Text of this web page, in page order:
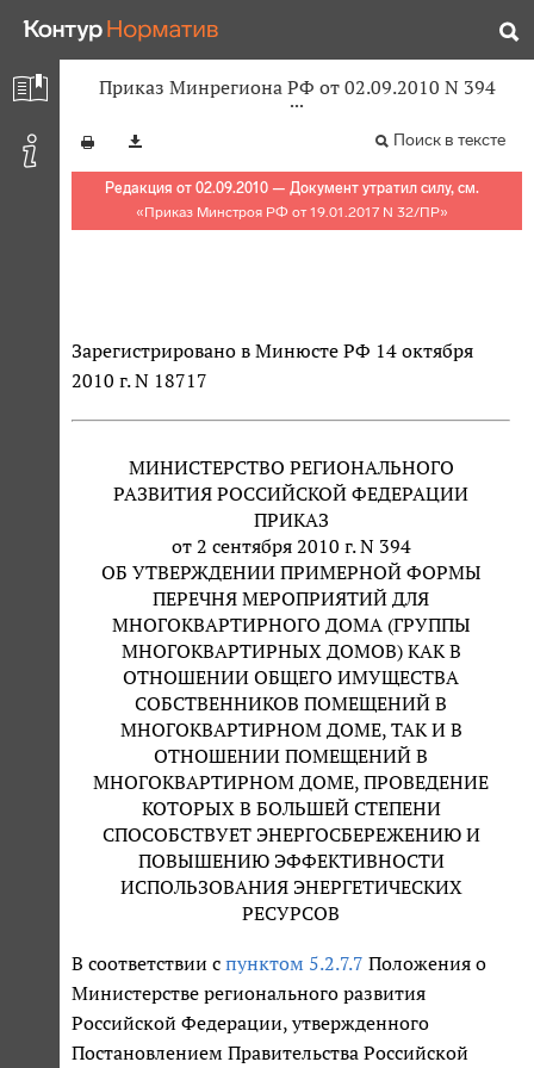
Приказ Минрегиона РФ от 02.09.2010 N 394
Поиск в тексте
Редакция от 02.09.2010 — Документ утратил силу, см.
«Приказ Минстроя РФ от 19.01.2017 N 32/ПР»
Зарегистрировано в Минюсте РФ 14 октября
2010 г. N 18717
МИНИСТЕРСТВО РЕГИОНАЛЬНОГО
РАЗВИТИЯ РОССИЙСКОЙ ФЕДЕРАЦИИ
ПРИКАЗ
от 2 сентября 2010 г. N 394
ОБ УТВЕРЖДЕНИИ ПРИМЕРНОЙ ФОРМЫ
ПЕРЕЧНЯ МЕРОПРИЯТИЙ ДЛЯ
МНОГОКВАРТИРНОГО ДОМА (ГРУППЫ
МНОГОКВАРТИРНЫХ ДОМОВ) КАК В
ОТНОШЕНИИ ОБЩЕГО ИМУЩЕСТВА
СОБСТВЕННИКОВ ПОМЕЩЕНИЙ В
МНОГОКВАРТИРНОМ ДОМЕ, ТАК И В
ОТНОШЕНИИ ПОМЕЩЕНИЙ В
МНОГОКВАРТИРНОМ ДОМЕ, ПРОВЕДЕНИЕ
КОТОРЫХ В БОЛЬШЕЙ СТЕПЕНИ
СПОСОБСТВУЕТ ЭНЕРГОСБЕРЕЖЕНИЮ И
ПОВЫШЕНИЮ ЭФФЕКТИВНОСТИ
ИСПОЛЬЗОВАНИЯ ЭНЕРГЕТИЧЕСКИХ
РЕСУРСОВ
В соответствии с пунктом 5.2.7.7 Положения о
Министерстве регионального развития
Российской Федерации, утвержденного
Постановлением Правительства Российской